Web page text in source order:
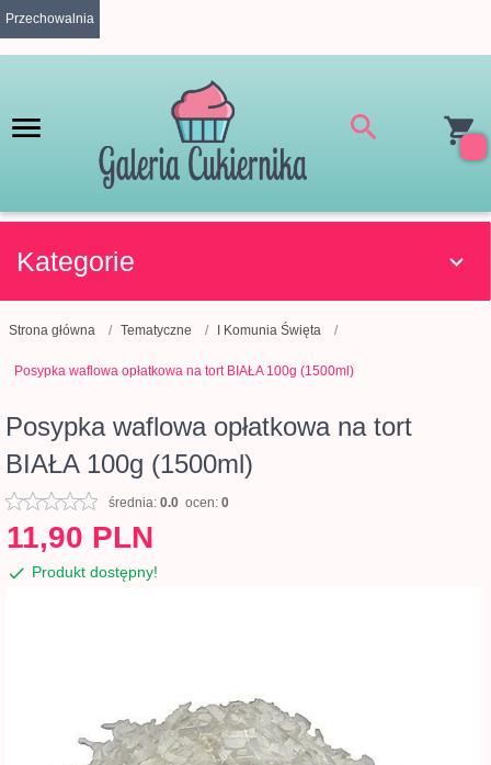
Przechowalnia
Kategorie
Strona główna Tematyczne I Komunia Święta
Posypka waflowa opłatkowa na tort BIAŁA 100g (1500ml)
Posypka waflowa opłatkowa na tort
BIAŁA 100g (1500ml)
średnia: 0.0 ocen: 0
11,90 PLN
Produkt dostępny!